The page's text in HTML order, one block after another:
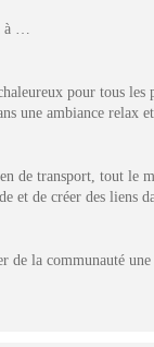
à …
pour tous les
une ambiance relax
de transport, tout le
et de créer des liens
de la communauté